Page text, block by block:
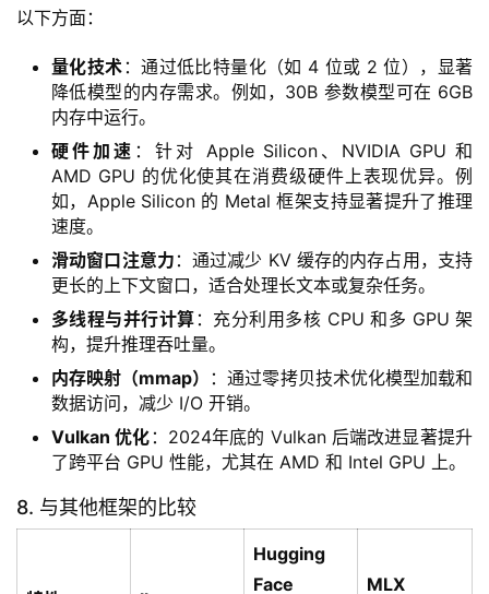
I
程
我
以下方面：
量化技术 ：通过低比特量化（如 4 位或 2 位），显著
降低模型的内存需求。例如，30B 参数模型可在 6GB
内存中运行。
硬件加速 ：针对 Apple Silicon、NVIDIA GPU 和
AMD GPU 的优化使其在消费级硬件上表现优异。例
如，Apple Silicon 的 Metal 框架支持显著提升了推理
速度。
滑动窗口注意力 ：通过减少 KV 缓存的内存占用，支持
更长的上下文窗口，适合处理长文本或复杂任务。
多线程与并行计算 ：充分利用多核 CPU 和多 GPU 架
构，提升推理吞吐量。
内存映射（mmap）
：通过零拷贝技术优化模型加载和
数据访问，减少 I/O 开销。
Vulkan 优化 ：2024年底的 Vulkan 后端改进显著提升
了跨平台 GPU 性能，尤其在 AMD 和 Intel GPU 上。
8. 与其他框架的比较
Hugging
Face
MLX